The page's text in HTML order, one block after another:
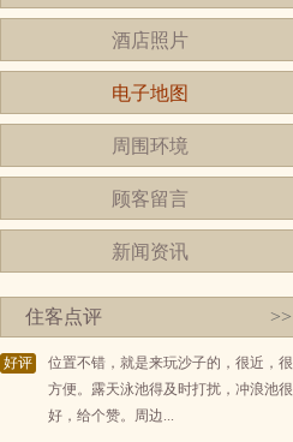
酒店照片
电子地图
周围环境
顾客留言
新闻资讯
住客点评 >>
好评
位置不错，就是来玩沙子的，很近，很
方便。露天泳池得及时打扰，冲浪池很
好，给个赞。周边...